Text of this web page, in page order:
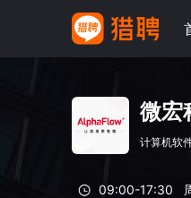
微宏
计算机软
09:00-17:30